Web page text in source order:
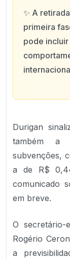
✨ A
primeira
pode
Durigan
também a
subvenções,
a de R$
comunicado
em breve.
O secretário-
Rogério
a